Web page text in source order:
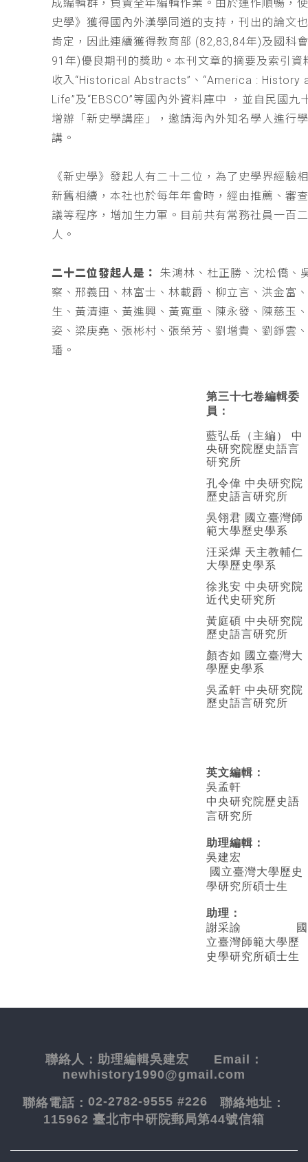
成編輯群，負責全年編輯作業。由於運作順暢，
史學》獲得國內外漢學同道的支持，刊出的論文
肯定，因此連續獲得教育部 (82,83,84年)及國科
91年)優良期刊的獎助。本刊文章的摘要及索引資
收入“Historical Abstracts”、“America : History
Life”及“EBSCO”等國內外資料庫中 ，並自民國九
增辦「新史學講座」，邀請海內外知名學人進行
講。
《新史學》發起人有二十二位，為了史學界經驗
新舊相續，本社也於每年年會時，經由推薦、審
議等程序，增加生力軍。目前共有常務社員一百
人。
二十二位發起人是：
朱鴻林、杜正勝、沈松僑、
察、邢義田、林富士、林載爵、柳立言、洪金富
生、黃清連、黃進興、黃寬重、陳永發、陳慈玉
姿、梁庚堯、張彬村、張榮芳、劉增貴、劉錚雲
璠。
第三十七卷編輯委
員：
藍弘岳（主編） 中
央研究院歷史語言
研究所
孔令偉 中央研究院
歷史語言研究所
吳翎君 國立臺灣師
範大學歷史學系
汪采燁 天主教輔仁
大學歷史學系
徐兆安 中央研究院
近代史研究所
黃庭碩 中央研究院
歷史語言研究所
顏杏如 國立臺灣大
學歷史學系
吳孟軒 中央研究院
歷史語言研究所
英文編輯 ：
吳孟軒
中央研究院歷史語
言研究所
助理編輯：
吳建宏
國立臺灣大學歷史
學研究所碩士生
助理：
謝采諭
國
立臺灣師範大學歷
史學研究所碩士生
聯絡人： 助理編輯吳建宏 Email：
newhistory1990@gmail.com
聯絡電話： 02-2782-9555 #226 聯絡地址：
115962 臺北市中研院郵局第44號信箱